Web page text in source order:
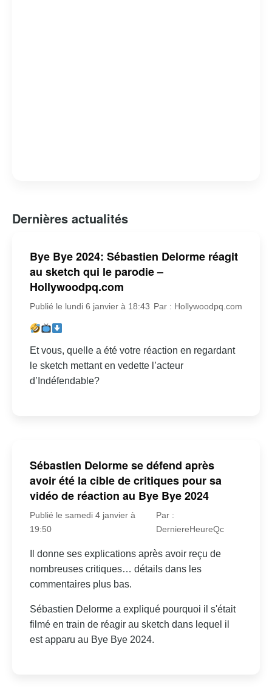
Dernières actualités
Bye Bye 2024: Sébastien Delorme réagit
au sketch qui le parodie –
Hollywoodpq.com
Publié le lundi 6 janvier à 18:43 Par : Hollywoodpq.com
Et vous, quelle a été votre réaction en regardant
le sketch mettant en vedette l’acteur
d’Indéfendable?
Sébastien Delorme se défend après
avoir été la cible de critiques pour sa
vidéo de réaction au Bye Bye 2024
Publié le samedi 4 janvier à
19:50
Par :
DerniereHeureQc
Il donne ses explications après avoir reçu de
nombreuses critiques… détails dans les
commentaires plus bas.
Sébastien Delorme a expliqué pourquoi il s'était
filmé en train de réagir au sketch dans lequel il
est apparu au Bye Bye 2024.